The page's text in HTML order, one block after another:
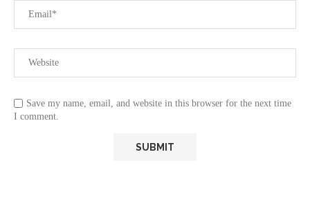
Save my name, email, and website in this browser for the next time
I comment.